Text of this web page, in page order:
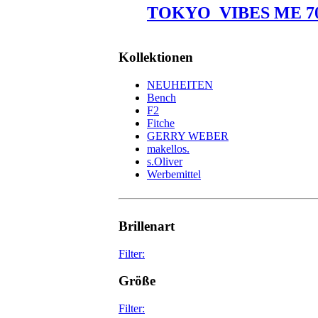
TOKYO_VIBES ME
Kollektionen
NEUHEITEN
Bench
F2
Fitche
GERRY WEBER
makellos.
s.Oliver
Werbemittel
Brillenart
Filter:
glasses
sunglasses
Größe
Filter: